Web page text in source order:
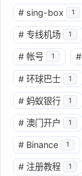
# sing-box 1
# 专线机场 1
# 帐号 1 #
# 环球巴士 1
# 蚂蚁银行 1
# 澳门开户 1
# Binance 1
# 注册教程 1